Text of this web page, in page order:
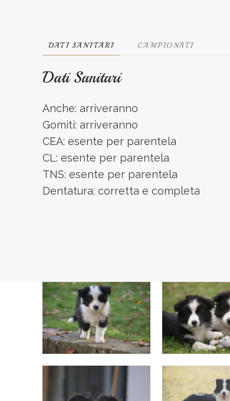
DATI SANITARI CAMPIONATI
Dati Sanitari
Anche: arriveranno
Gomiti: arriveranno
CEA: esente per parentela
CL: esente per parentela
TNS: esente per parentela
Dentatura: corretta e completa